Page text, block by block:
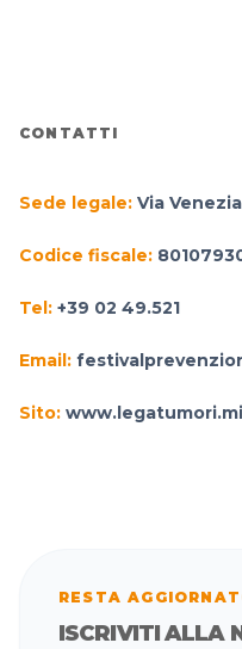
CONTATTI
Sede legale: Via
Codice fiscale:
Tel: +39 02 49.521
Email:
Sito:
RESTA
ISCRIVITI ALLA